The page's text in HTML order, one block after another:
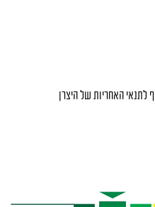
האחריות של היצרן